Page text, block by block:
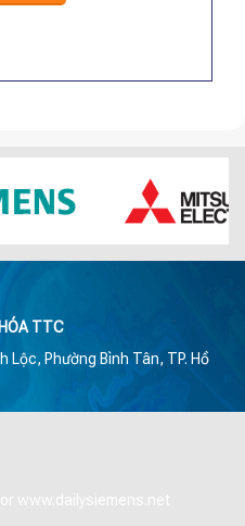
TTC
Lộc, Phường Bình Tân, TP. Hồ
www.dailysiemens.net